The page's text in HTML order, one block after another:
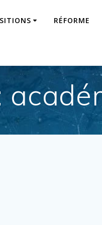
RÉFORME